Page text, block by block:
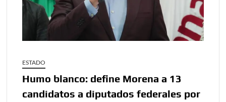
ESTADO
Humo blanco: define Morena a 13
candidatos a diputados federales por